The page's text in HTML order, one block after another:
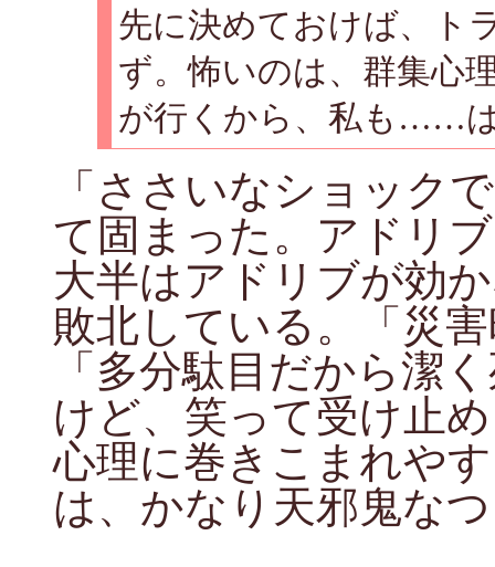
先に決めておけば、ト
ず。怖いのは、群集心
が行くから、私も……
「ささいなショック
て固まった。アドリ
大半はアドリブが効
敗北している。「災
「多分駄目だから潔
けど、笑って受け止
心理に巻きこまれや
は、かなり天邪鬼な